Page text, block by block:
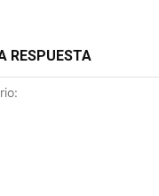
RESPUESTA